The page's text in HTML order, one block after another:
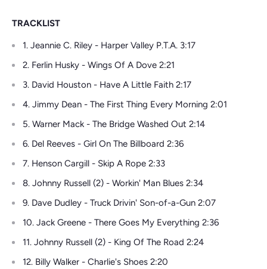
TRACKLIST
1. Jeannie C. Riley - Harper Valley P.T.A. 3:17
2. Ferlin Husky - Wings Of A Dove 2:21
3. David Houston - Have A Little Faith 2:17
4. Jimmy Dean - The First Thing Every Morning 2:01
5. Warner Mack - The Bridge Washed Out 2:14
6. Del Reeves - Girl On The Billboard 2:36
7. Henson Cargill - Skip A Rope 2:33
8. Johnny Russell (2) - Workin' Man Blues 2:34
9. Dave Dudley - Truck Drivin' Son-of-a-Gun 2:07
10. Jack Greene - There Goes My Everything 2:36
11. Johnny Russell (2) - King Of The Road 2:24
12. Billy Walker - Charlie's Shoes 2:20